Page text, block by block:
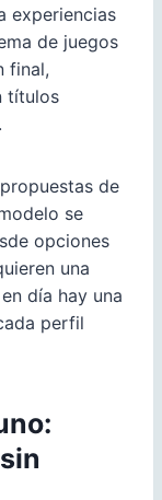
experiencias
de juegos
final,
títulos
de
se
opciones
una
día hay una
perfil